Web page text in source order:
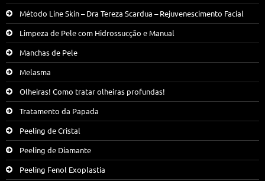
Método Line Skin – Dra Tereza Scardua – Rejuvenescimento Facial
Limpeza de Pele com Hidrossucção e Manual
Manchas de Pele
Melasma
Olheiras! Como tratar olheiras profundas!
Tratamento da Papada
Peeling de Cristal
Peeling de Diamante
Peeling Fenol Exoplastia